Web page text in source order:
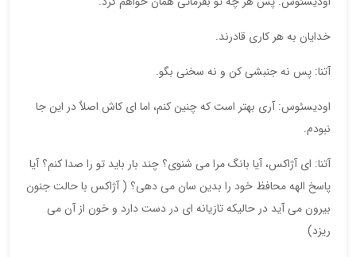
خدایان به هر کاری قادرند.
آتنا: پس نه جنبشی کن و نه سخنی بگو.
اودیسئوس: آری بهتر است که چنین کنم، اما ای کاش اصلاٌ در این جا
نبودم.
آتنا: ای آژاکس، آیا بانگ مرا می شنوی؟ چند بار باید تو را صدا کنم؟ آیا
پاسخ الهه محافظ خود را بدین سان می دهی؟ ( آژاکس با حالت جنون
بیرون می آید در حالیکه تازیانه ای در دست دارد و خون از آن می
ریزد)